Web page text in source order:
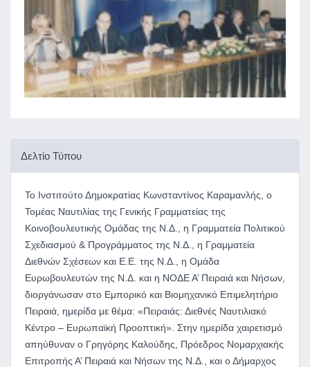
Δελτίο Τύπου
Το Ινστιτούτο Δημοκρατίας Κωνσταντίνος Καραμανλής, ο
Τομέας Ναυτιλίας της Γενικής Γραμματείας της
Κοινοβουλευτικής Ομάδας της Ν.Δ., η Γραμματεία Πολιτικού
Σχεδιασμού & Προγράμματος της Ν.Δ., η Γραμματεία
Διεθνών Σχέσεων και Ε.Ε. της Ν.Δ., η Ομάδα
Ευρωβουλευτών της Ν.Δ. και η ΝΟΔΕ Α’ Πειραιά και Νήσων,
διοργάνωσαν στο Εμπορικό και Βιομηχανικό Επιμελητήριο
Πειραιά, ημερίδα με θέμα: «Πειραιάς: Διεθνές Ναυτιλιακό
Κέντρο – Ευρωπαϊκή Προοπτική». Στην ημερίδα χαιρετισμό
απηύθυναν ο Γρηγόρης Καλούδης, Πρόεδρος Νομαρχιακής
Επιτροπής Α’ Πειραιά και Νήσων της Ν.Δ., και ο Δήμαρχος